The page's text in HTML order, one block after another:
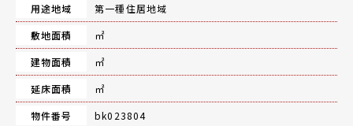
用途地域
第一種住居地域
敷地面積
㎡
建物面積
㎡
延床面積
㎡
物件番号
bk023804